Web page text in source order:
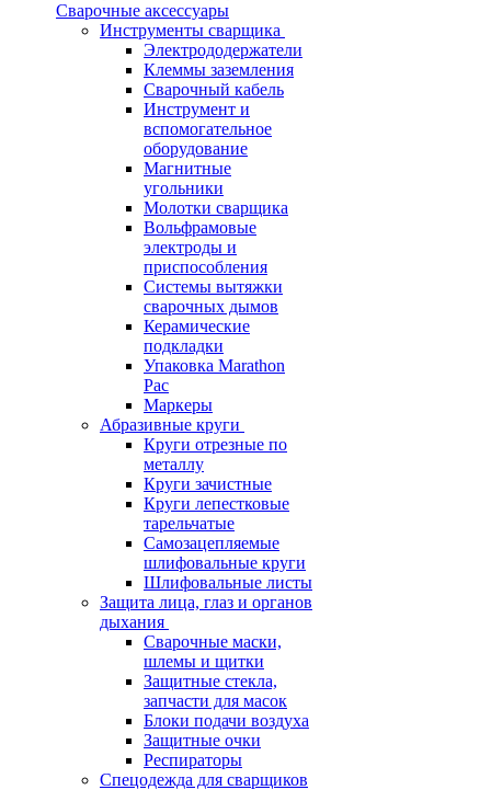
Сварочные аксессуары
Инструменты сварщика
Электрододержатели
Клеммы заземления
Сварочный кабель
Инструмент и
вспомогательное
оборудование
Магнитные
угольники
Молотки сварщика
Вольфрамовые
электроды и
приспособления
Системы вытяжки
сварочных дымов
Керамические
подкладки
Упаковка Marathon
Pac
Маркеры
Абразивные круги
Круги отрезные по
металлу
Круги зачистные
Круги лепестковые
тарельчатые
Самозацепляемые
шлифовальные круги
Шлифовальные листы
Защита лица, глаз и органов
дыхания
Сварочные маски,
шлемы и щитки
Защитные стекла,
запчасти для масок
Блоки подачи воздуха
Защитные очки
Респираторы
Спецодежда для сварщиков